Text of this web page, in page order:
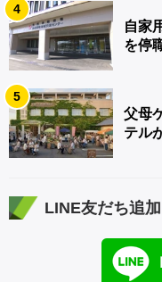
4
自家
を停
5
父母
テル
LINE友だち追加